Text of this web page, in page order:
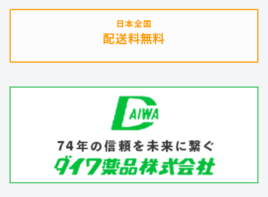
日本全国
配送料無料